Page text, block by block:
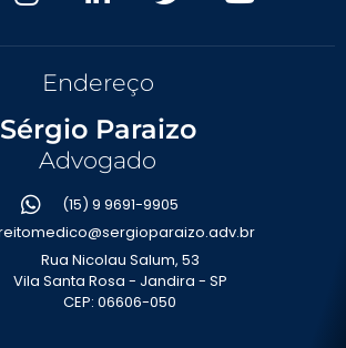
Endereço
Sérgio Paraizo
Advogado
(15) 9 9691-9905
Rua Nicolau Salum, 53
Vila Santa Rosa - Jandira - SP
CEP: 06606-050